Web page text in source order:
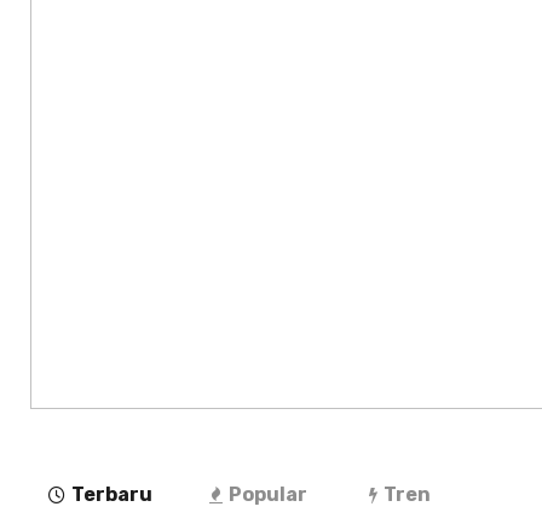
Terbaru Popular Tren